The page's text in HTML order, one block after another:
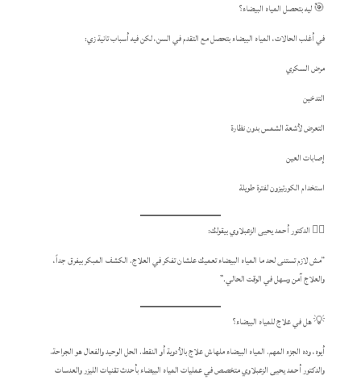
🎯 ليه بتحصل المياه البيضاء؟
في أغلب الحالات، المياه البيضاء بتحصل مع التقدم في السن، لكن فيه أسباب تانية زي:
مرض السكري
التدخين
التعرض لأشعة الشمس بدون نظارة
إصابات العين
استخدام الكورتيزون لفترة طويلة
👨‍⚕️ الدكتور أحمد يحيى الزعبلاوي بيقولك:
“مش لازم تستنى لحد ما المياه البيضاء تعميك علشان تفكر في العلاج. الكشف المبكر بيفرق جداً،
والعلاج آمن وسهل في الوقت الحالي.”
💡 هل في علاج للمياه البيضاء؟
أيوه، وده الجزء المهم. المياه البيضاء ملهاش علاج بالأدوية أو النقط. الحل الوحيد والفعال هو الجراحة.
والدكتور أحمد يحيى الزعبلاوي متخصص في عمليات المياه البيضاء بأحدث تقنيات الليزر والعدسات